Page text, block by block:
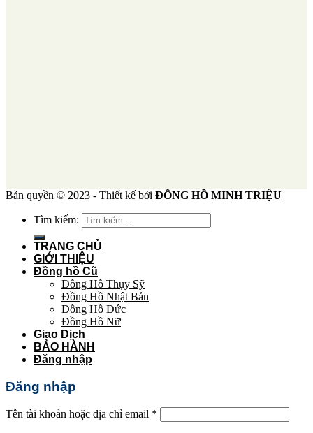
Bản quyền © 2023 - Thiết kế bởi ĐỒNG HỒ MINH TRIỆU
Tìm kiếm:
TRANG CHỦ
GIỚI THIỆU
Đồng hồ Cũ
Đồng Hồ Thụy Sỹ
Đồng Hồ Nhật Bản
Đồng Hồ Đức
Đồng Hồ Nữ
Giao Dịch
BẢO HÀNH
Đăng nhập
Đăng nhập
Tên tài khoản hoặc địa chỉ email *